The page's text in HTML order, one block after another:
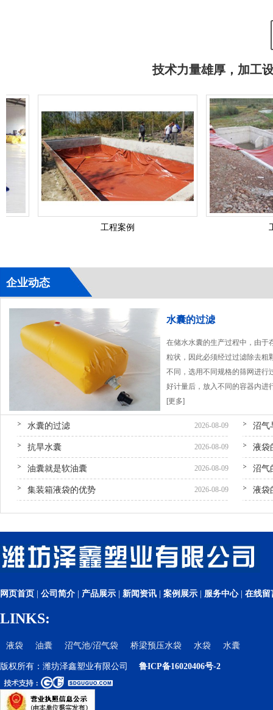
技术力量雄厚，加工
工程案例 工
企业动态
水囊的过滤
在储水水囊的生产过程中，由于
粒状，因此必须经过过滤除去粗
不同，选用不同规格的筛网进行
好计量后，放入不同的容器内
[更多]
水囊的过滤 2026-08-09 沼气
抗旱水囊 2026-08-09 液袋
油囊就是软油囊 2026-08-09 沼气
集装箱液袋的优势 2026-08-09 液袋
网页首页 公司简介 产品展示 新闻资讯 案例展示 服务中心| 在线留
LINKS:
液袋 油囊 沼气池/沼气袋 桥梁预压水袋 水袋 水囊
版权所有：潍坊泽鑫塑业有限公司 鲁ICP备16020406号-2